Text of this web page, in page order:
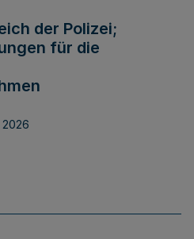
der Polizei;
für die
2026